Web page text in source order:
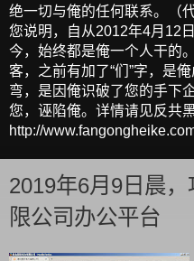
绝一切与俺的任何联系。（
您说明，自从2012年4月12
今，始终都是俺一个人干的
客，之前有加了“们”字，是
弯，是因俺识破了您的手下
您，诬陷俺。详情请见反共
http://
2019年6月9日晨
限公司办公平台